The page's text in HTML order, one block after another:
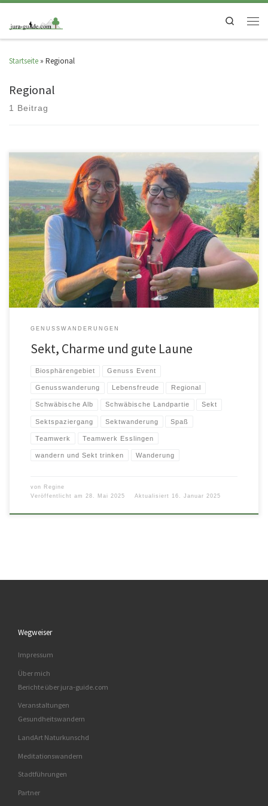
Search
Startseite » Regional
Regional
1 Beitrag
l…denn die Welt gehört dem, der Sie genießt…(G.Leopardi) Man kann
spazieren gehen, ohne Sekt zu trinken. Man kann aber auch […]
GENUSSWANDERUNGEN
Sekt, Charme und gute Laune
Biosphärengebiet Genuss Event
Genusswanderung Lebensfreude Regional
Schwäbische Alb Schwäbische Landpartie Sekt
Sektspaziergang Sektwanderung Spaß
Teamwerk Teamwerk Esslingen
wandern und Sekt trinken Wanderung
von Regine
Veröffentlicht am 28. Mai 2025 Aktualisiert 16. Januar 2025
Wegweiser
Impressum
Über mich
Berichte über jura-guide.com
Veranstaltungen
Gesundheitswandern
LandArt Naturkunschd
Meditationswandern
Stadtführungen
Partner